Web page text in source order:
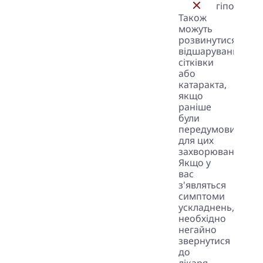
гіпотонію.
Також
можуть
розвинутися
відшарування
сітківки
або
катаракта,
якщо
раніше
були
передумови
для цих
захворювань.
Якщо у
вас
з'являться
симптоми
ускладнень,
необхідно
негайно
звернутися
до